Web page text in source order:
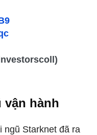
hành
ngũ Starknet đã ra